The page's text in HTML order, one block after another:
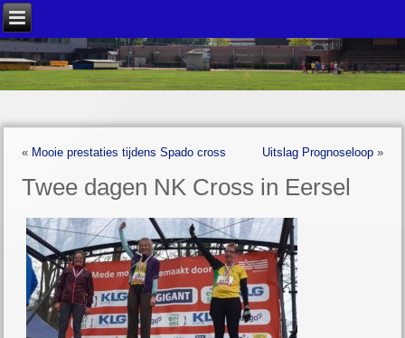
« Mooie prestaties tijdens Spado cross Uitslag Prognoseloop»
Twee dagen NK Cross in Eersel